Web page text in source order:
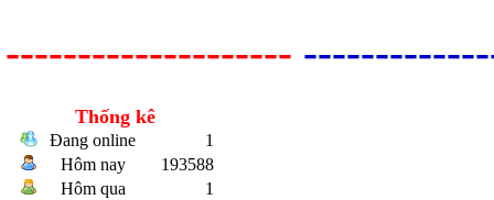
--------------------
Thống kê
Đang online
1
Hôm nay
193588
Hôm qua
1